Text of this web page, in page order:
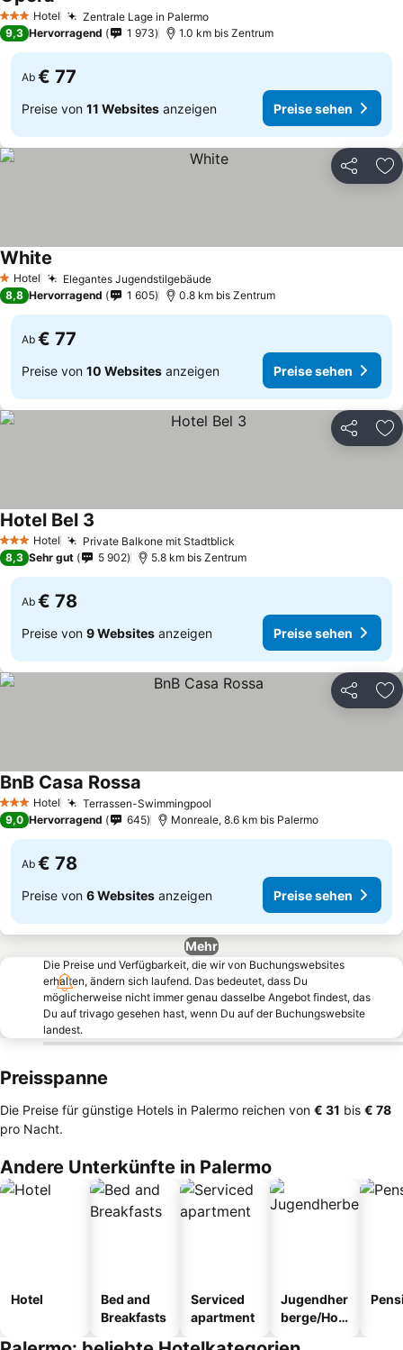
3 SterneHotel Zentrale Lage in PalermoPreise sehen
9,3 Hervorragend 1 973 1.0 km bis Zentrum
Ab € 77
Preise von 11 Websites anzeigen Preise sehen
Teilen
1 Sterne
Hotel Elegantes JugendstilgebäudePreise sehen
White
8,8 Hervorragend 1 605 0.8 km bis Zentrum
Ab € 77
Preise von 10 Websites anzeigen Preise sehen
Teilen
3 SterneHotel Private Balkone mit Stadtblick
Hotel Bel 3
8,3 Sehr gut 5 902 5.8 km bis Zentrum
Ab € 78
Preise von 9 Websites anzeigen Preise sehen
Teilen
3 SterneHotel Terrassen-Swimmingpool
BnB Casa Rossa
9,0 Hervorragend 645 Monreale, 8.6 km bis Palermo
Ab € 78
Preise von 6 Websites anzeigen Preise sehen
Mehr
Die Preise und Verfügbarkeit, die wir von Buchungswebsites
erhalten, ändern sich laufend. Das bedeutet, dass Du
möglicherweise nicht immer genau dasselbe Angebot findest, das
Du auf trivago gesehen hast, wenn Du auf der Buchungswebsite
landest.
Preisspanne
Die Preise für günstige Hotels in Palermo reichen von ‎€ 31 bis ‎€ 78
pro Nacht.
Andere Unterkünfte in Palermo
Hotel
Bed and
Breakfasts
Serviced
apartment
Jugendher
berge/Hos